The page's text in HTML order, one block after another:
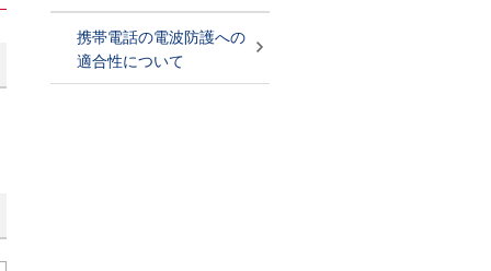
携帯電話の電波防護への
適合性について